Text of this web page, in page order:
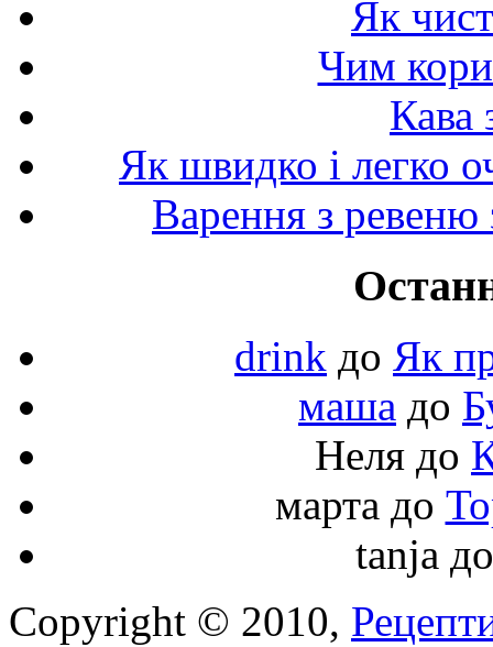
Як
Чим
Кава
Як швидко і легко
Варення з ревеню
drink до Як
маша до
Неля до
марта до
tanja
Copyright © 2010,